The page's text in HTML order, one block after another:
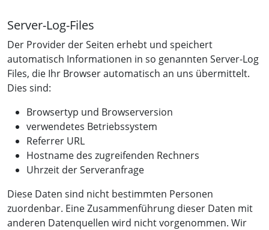
Server-Log-Files
Der Provider der Seiten erhebt und speichert
automatisch Informationen in so genannten Server-Log
Files, die Ihr Browser automatisch an uns übermittelt.
Dies sind:
Browsertyp und Browserversion
verwendetes Betriebssystem
Referrer URL
Hostname des zugreifenden Rechners
Uhrzeit der Serveranfrage
Diese Daten sind nicht bestimmten Personen
zuordenbar. Eine Zusammenführung dieser Daten mit
anderen Datenquellen wird nicht vorgenommen. Wir